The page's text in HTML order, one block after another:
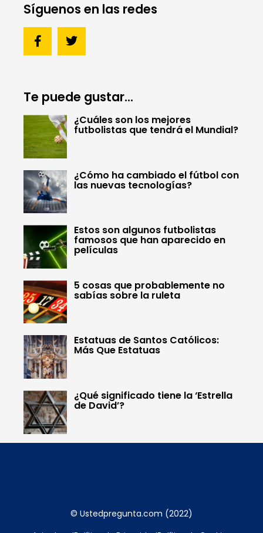
Síguenos en las redes
Te puede gustar...
¿Cuáles son los mejores
futbolistas que tendrá el Mundial?
¿Cómo ha cambiado el fútbol con
las nuevas tecnologías?
Estos son algunos futbolistas
famosos que han aparecido en
películas
5 cosas que probablemente no
sabías sobre la ruleta
Estatuas de Santos Católicos:
Más Que Estatuas
¿Qué significado tiene la ‘Estrella
de David’?
© Ustedpregunta.com (2022)